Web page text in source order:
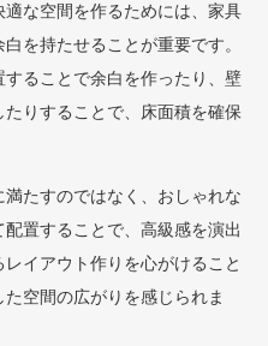
な空間を作るためには、家具
を持たせることが重要です。
ることで余白を作ったり、壁
りすることで、床面積を確保
たすのではなく、おしゃれな
置することで、高級感を演出
イアウト作りを心がけること
空間の広がりを感じられま